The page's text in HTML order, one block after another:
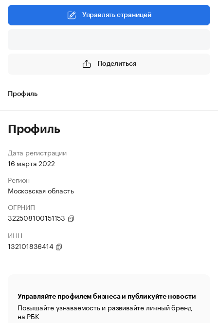
Управлять страницей
Поделиться
Профиль
Профиль
Дата регистрации
16 марта 2022
Регион
Московская область
ОГРНИП
322508100151153
ИНН
132101836414
Управляйте профилем бизнеса и публикуйте новости
Повышайте узнаваемость и развивайте личный бренд
на РБК